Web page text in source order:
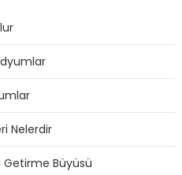
Nelerdir
Getirme Büyüsü